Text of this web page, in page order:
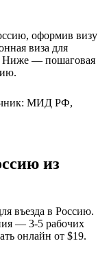
оформив визу
виза для
Ниже — пошаговая
МИД РФ,
из
въезда в Россию.
— 3-5 рабочих
онлайн от $19.